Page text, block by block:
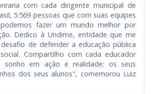
com cada dirigente municipal de
5.569 pessoas que com suas equipes
fazer um mundo melhor por
Dedico à Undime, entidade que me
de defender a educação pública
Compartilho com cada educador
sonho em ação e realidade: os seus
dos seus alunos", comemorou Luiz